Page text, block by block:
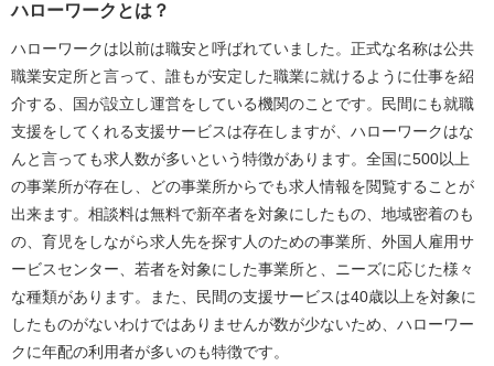
ハローワークとは？
ハローワークは以前は職安と呼ばれていました。正式な名称は公共
職業安定所と言って、誰もが安定した職業に就けるように仕事を紹
介する、国が設立し運営をしている機関のことです。民間にも就職
支援をしてくれる支援サービスは存在しますが、ハローワークはな
んと言っても求人数が多いという特徴があります。全国に500以上
の事業所が存在し、どの事業所からでも求人情報を閲覧することが
出来ます。相談料は無料で新卒者を対象にしたもの、地域密着のも
の、育児をしながら求人先を探す人のための事業所、外国人雇用サ
ービスセンター、若者を対象にした事業所と、ニーズに応じた様々
な種類があります。また、民間の支援サービスは40歳以上を対象に
したものがないわけではありませんが数が少ないため、ハローワー
クに年配の利用者が多いのも特徴です。